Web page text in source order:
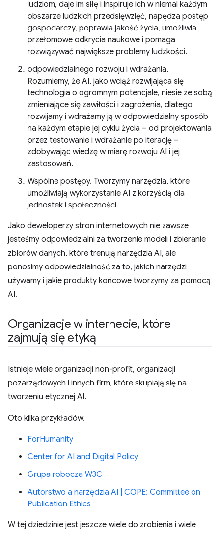
ludziom, daje im siłę i inspiruje ich w niemal każdym
obszarze ludzkich przedsięwzięć, napędza postęp
gospodarczy, poprawia jakość życia, umożliwia
przełomowe odkrycia naukowe i pomaga
rozwiązywać największe problemy ludzkości.
odpowiedzialnego rozwoju i wdrażania,
Rozumiemy, że AI, jako wciąż rozwijająca się
technologia o ogromnym potencjale, niesie ze sobą
zmieniające się zawiłości i zagrożenia, dlatego
rozwijamy i wdrażamy ją w odpowiedzialny sposób
na każdym etapie jej cyklu życia – od projektowania
przez testowanie i wdrażanie po iterację –
zdobywając wiedzę w miarę rozwoju AI i jej
zastosowań.
Wspólne postępy. Tworzymy narzędzia, które
umożliwiają wykorzystanie AI z korzyścią dla
jednostek i społeczności.
Jako deweloperzy stron internetowych nie zawsze
jesteśmy odpowiedzialni za tworzenie modeli i zbieranie
zbiorów danych, które trenują narzędzia AI, ale
ponosimy odpowiedzialność za to, jakich narzędzi
używamy i jakie produkty końcowe tworzymy za pomocą
AI.
Organizacje w internecie, które
zajmują się etyką
Istnieje wiele organizacji non-profit, organizacji
pozarządowych i innych firm, które skupiają się na
tworzeniu etycznej AI.
Oto kilka przykładów.
ForHumanity
Center for AI and Digital Policy
Grupa robocza W3C
Autorstwo a narzędzia AI | COPE: Committee on
Publication Ethics
W tej dziedzinie jest jeszcze wiele do zrobienia i wiele